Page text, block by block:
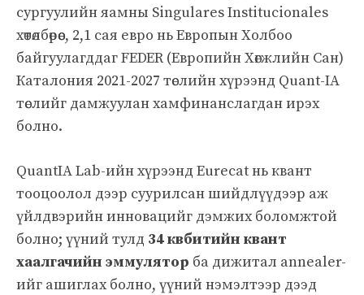
сургуулийн яамны Singulares Institucionales
хөтөлбөрөөс, 2,1 сая евро нь Европын Холбоо
байгуулагддаг FEDER (Европийн Хөгжлийн Сан)
Каталония 2021-2027 төслийн хүрээнд Quant-IA
төслийг дамжуулан хамфинанслагдан ирэх
болно.
QuantIA Lab-ийн хүрээнд Eurecat нь квант
тооцоолол дээр суурилсан шийдлүүдээр аж
үйлдвэрийн инновацийг дэмжих боломжтой
болно; үүний тулд 34 квбитийн квант
хаалгачийн эммулятор ба дижитал annealer-
ийг ашиглах болно, үүний нэмэлтээр дээд